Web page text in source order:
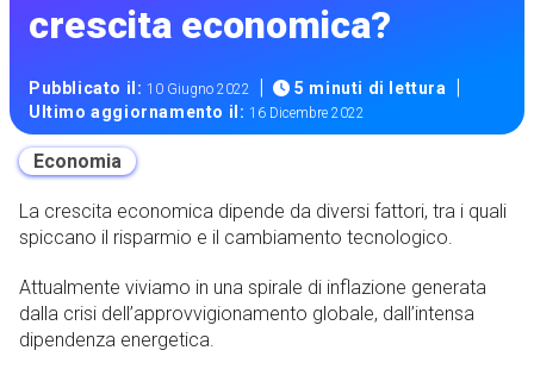
crescita economica?
Pubblicato il:10 Giugno 2022 | 5 minuti di lettura |
Ultimo aggiornamento il:16 Dicembre 2022
Economia
La crescita economica dipende da diversi fattori, tra i quali
spiccano il risparmio e il cambiamento tecnologico.
Attualmente viviamo in una spirale di inflazione generata
dalla crisi dell’approvvigionamento globale, dall’intensa
dipendenza energetica.